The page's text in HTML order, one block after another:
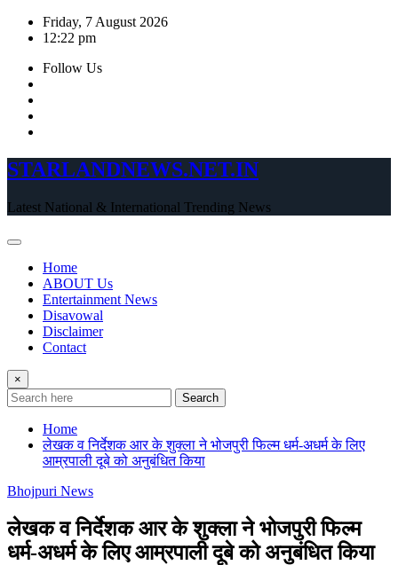
Skip
Friday, 7 August 2026
12:22 pm
Follow Us
STARLANDNEWS.NET.IN
Latest National & International Trending News
Home
ABOUT Us
Entertainment News
Disavowal
Disclaimer
Contact
×
Search
Home
लेखक व निर्देशक आर के शुक्ला ने भोजपुरी फिल्म धर्म-अधर्म के लिए
आम्रपाली दूबे को अनुबंधित किया
Bhojpuri News
लेखक व निर्देशक आर के शुक्ला ने भोजपुरी फिल्म
धर्म-अधर्म के लिए आम्रपाली दूबे को अनुबंधित किया